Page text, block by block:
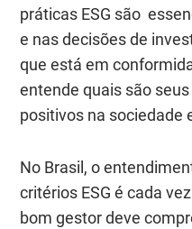
práticas ESG são
e nas decisões de
que está em
entende quais são
positivos na sociedade
No Brasil, o
critérios ESG é cada
bom gestor deve